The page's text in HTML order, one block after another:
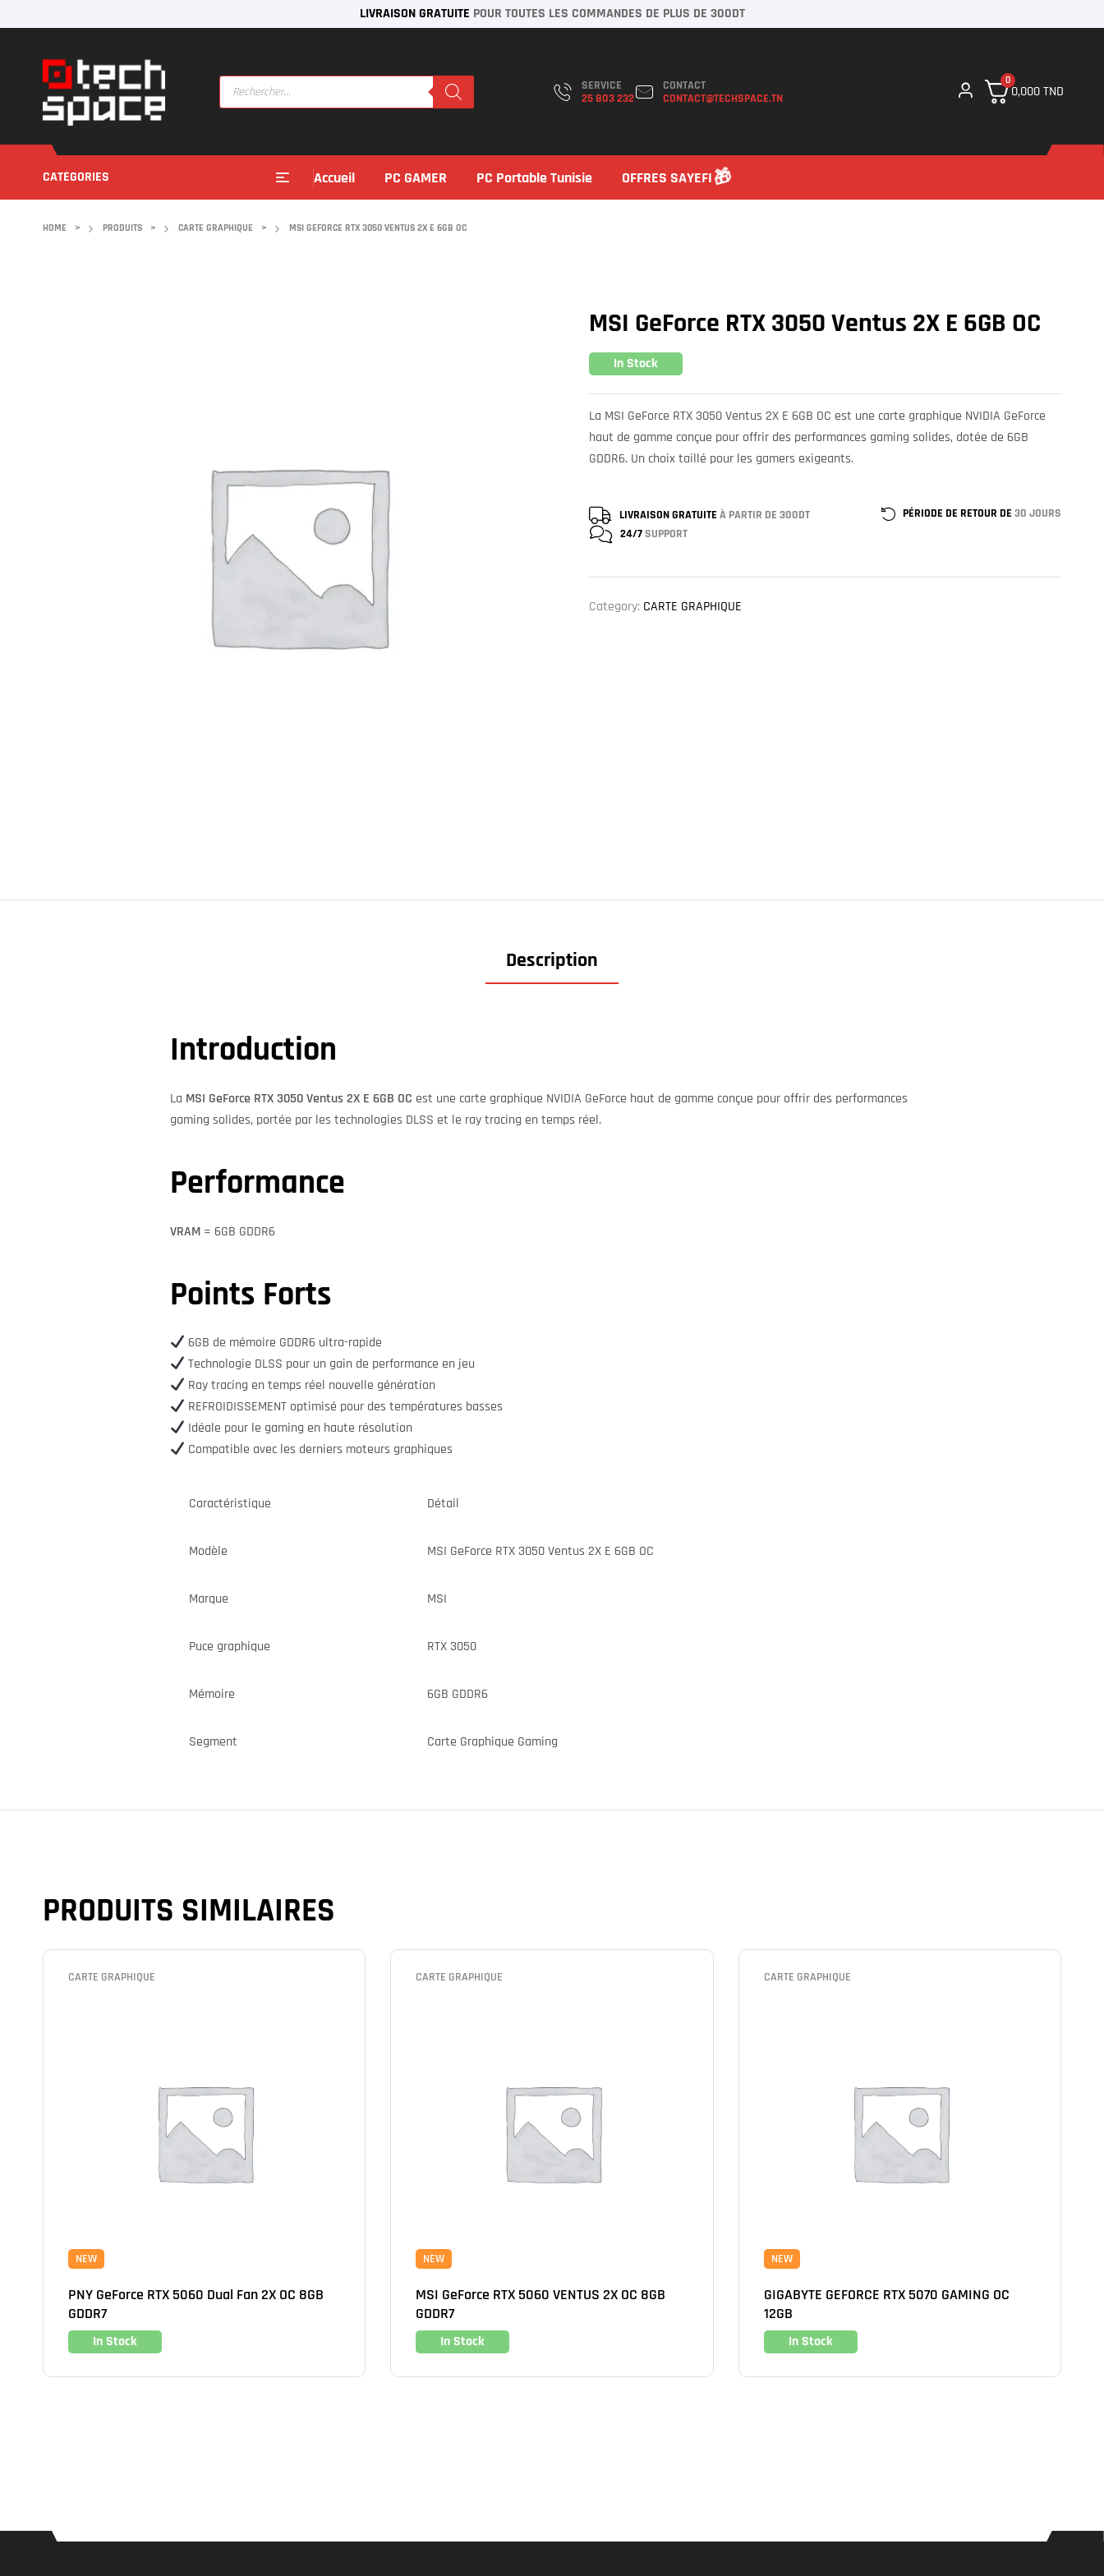
LIVRAISON GRATUITE POUR TOUTES LES COMMANDES DE PLUS DE 300DT
SERVICE
25 803 232
CONTACT
CONTACT@TECHSPACE.TN
0
0,000TND
CATÉGORIES Accueil PC GAMER PC Portable Tunisie OFFRES SAYEFI
HOME > PRODUITS > CARTE GRAPHIQUE > MSI GEFORCE RTX 3050 VENTUS 2X E 6GB OC
MSI GeForce RTX 3050 Ventus 2X E 6GB OC
In Stock
La MSI GeForce RTX 3050 Ventus 2X E 6GB OC est une carte graphique NVIDIA GeForce
haut de gamme conçue pour offrir des performances gaming solides, dotée de 6GB
GDDR6. Un choix taillé pour les gamers exigeants.
LIVRAISON GRATUITE À PARTIR DE 300DT PÉRIODE DE RETOUR DE 30 JOURS
24/7SUPPORT
Category: CARTE GRAPHIQUE
Description
Introduction
La MSI GeForce RTX 3050 Ventus 2X E 6GB OC est une carte graphique NVIDIA GeForce haut de gamme conçue pour offrir des performances
gaming solides, portée par les technologies DLSS et le ray tracing en temps réel.
Performance
VRAM = 6GB GDDR6
Points Forts
6GB de mémoire GDDR6 ultra-rapide
Technologie DLSS pour un gain de performance en jeu
Ray tracing en temps réel nouvelle génération
REFROIDISSEMENT optimisé pour des températures basses
Idéale pour le gaming en haute résolution
Compatible avec les derniers moteurs graphiques
Caractéristique Détail
Modèle MSI GeForce RTX 3050 Ventus 2X E 6GB OC
Marque MSI
Puce graphique RTX 3050
Mémoire 6GB GDDR6
Segment Carte Graphique Gaming
PRODUITS SIMILAIRES
CARTE GRAPHIQUE
NEW
PNY GeForce RTX 5060 Dual Fan 2X OC 8GB
GDDR7
In Stock
CARTE GRAPHIQUE
NEW
MSI GeForce RTX 5060 VENTUS 2X OC 8GB
GDDR7
In Stock
CARTE GRAPHIQUE
NEW
GIGABYTE GEFORCE RTX 5070 GAMING OC
12GB
In Stock